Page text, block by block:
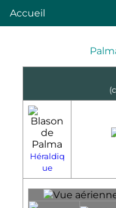
Accueil
Héraldiq
ue